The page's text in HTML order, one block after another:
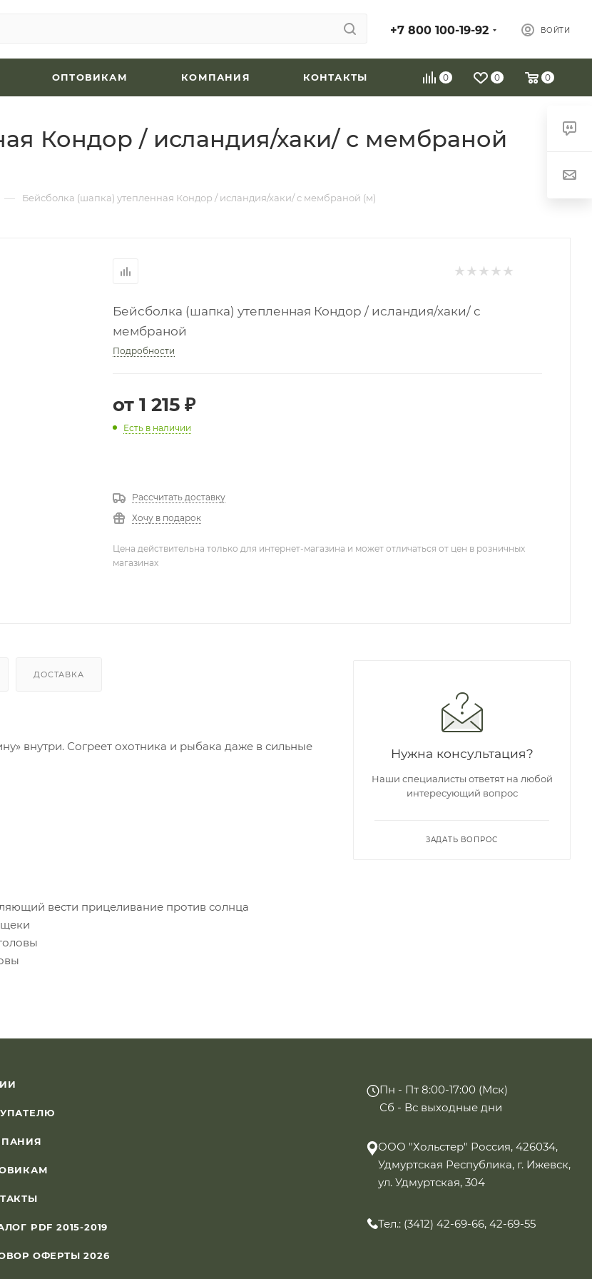
+7 800 100-19-92 ВОЙТИ
0 0 0
ОПТОВИКАМ КОМПАНИЯ КОНТАКТЫ
Кондор / исландия/хаки/ с мембраной
— Бейсболка (шапка) утепленная Кондор / исландия/хаки/ с мембраной (м)
Бейсболка (шапка) утепленная Кондор / исландия/хаки/ с
мембраной
Подробности
от 1 215 ₽
Есть в наличии
Рассчитать доставку
Хочу в подарок
Цена действительна только для интернет-магазина и может отличаться от цен в розничных
магазинах
ДОСТАВКА
внутри. Согреет охотника и рыбака даже в сильные
вести прицеливание против солнца
Нужна консультация?
Наши специалисты ответят на любой
интересующий вопрос
ЗАДАТЬ ВОПРОС
PDF 2015-2019
ОФЕРТЫ 2026
Пн - Пт 8:00-17:00 (Мск)
Сб - Вс выходные дни
ООО "Хольстер" Россия, 426034,
Удмуртская Республика, г. Ижевск,
ул. Удмуртская, 304
Тел.: (3412) 42-69-66, 42-69-55